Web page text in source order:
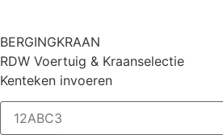
BERGINGKRAAN
RDW Voertuig & Kraanselectie
Kenteken invoeren